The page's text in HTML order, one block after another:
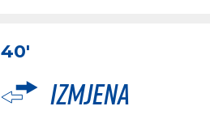
40'
Izmjena